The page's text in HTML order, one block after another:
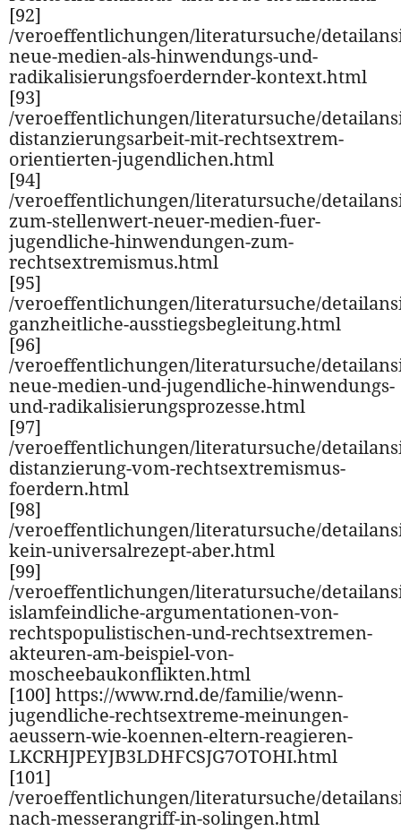
[92]
/veroeffentlichungen/literatursuche/
neue-medien-als-hinwendungs-und-
radikalisierungsfoerdernder-kontext.html
[93]
/veroeffentlichungen/literatursuche/
distanzierungsarbeit-mit-rechtsextrem-
orientierten-jugendlichen.html
[94]
/veroeffentlichungen/literatursuche/
zum-stellenwert-neuer-medien-fuer-
jugendliche-hinwendungen-zum-
rechtsextremismus.html
[95]
/veroeffentlichungen/literatursuche/
ganzheitliche-ausstiegsbegleitung.html
[96]
/veroeffentlichungen/literatursuche/
neue-medien-und-jugendliche-hinwendungs-
und-radikalisierungsprozesse.html
[97]
/veroeffentlichungen/literatursuche/
distanzierung-vom-rechtsextremismus-
foerdern.html
[98]
/veroeffentlichungen/literatursuche/
kein-universalrezept-aber.html
[99]
/veroeffentlichungen/literatursuche/
islamfeindliche-argumentationen-von-
rechtspopulistischen-und-rechtsextremen-
akteuren-am-beispiel-von-
moscheebaukonflikten.html
[100] https://www.rnd.de/familie/wenn-
jugendliche-rechtsextreme-meinungen-
aeussern-wie-koennen-eltern-reagieren-
LKCRHJPEYJB3LDHFCSJG7OTOHI.html
[101]
/veroeffentlichungen/literatursuche/
nach-messerangriff-in-solingen.html